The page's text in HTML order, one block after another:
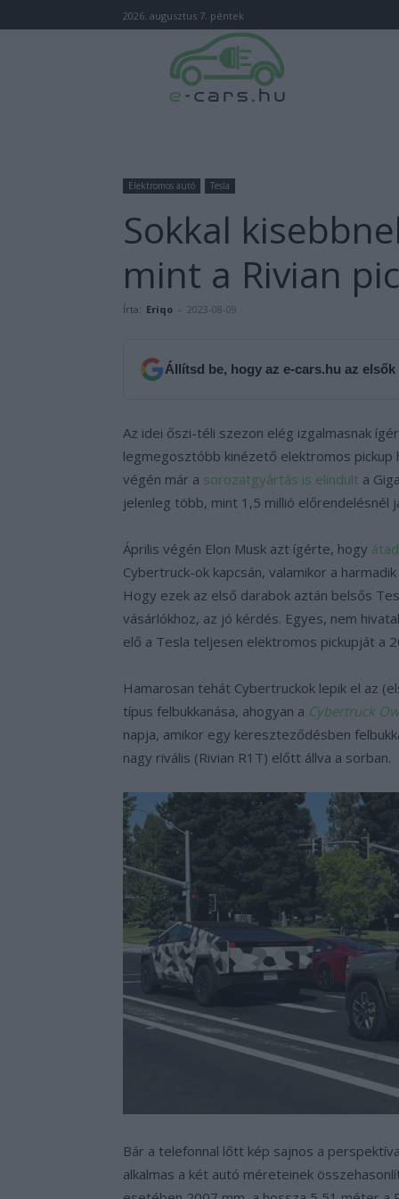
2026. augusztus 7. péntek
Elektromos autó Tesla
Sokkal
mint a Rivian
Írta: Eriqo - 2023-08-09
Állítsd be, hogy az e-cars.hu az
Az idei őszi-téli szezon elég izgalmasnak
legmegosztóbb kinézető elektromos pickup
végén már a sorozatgyártás is elindult a
jelenleg több, mint 1,5 millió előrendelésnél
Április végén Elon Musk azt ígérte, hogy
Cybertruck-ok kapcsán, valamikor a
Hogy ezek az első darabok aztán belsős
vásárlókhoz, az jó kérdés. Egyes, nem
elő a Tesla teljesen elektromos pickupját a
Hamarosan tehát Cybertruckok lepik el az
típus felbukkanása, ahogyan a Cybertruck
napja, amikor egy kereszteződésben
nagy rivális (Rivian R1T) előtt állva a sorban.
Bár a telefonnal lőtt kép sajnos a
alkalmas a két autó méreteinek